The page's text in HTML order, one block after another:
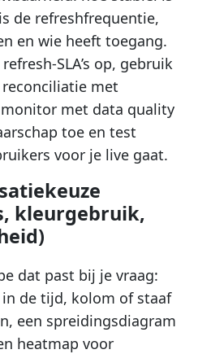
de refreshfrequentie,
en wie heeft toegang.
SLA’s op, gebruik
met
met data quality
toe en test
voor je live gaat.
kleurgebruik,
dat past bij je vraag:
de tijd, kolom of staaf
een spreidingsdiagram
heatmap voor